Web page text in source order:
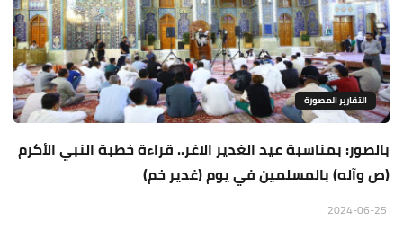
التقارير المصورة
بالصور: بمناسبة عيد الغدير الاغر.. قراءة خطبة النبي الأكرم
(ص وآله) بالمسلمين في يوم (غدير خم)